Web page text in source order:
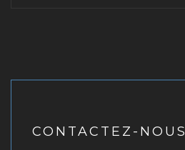
CONTACTEZ-NOUS